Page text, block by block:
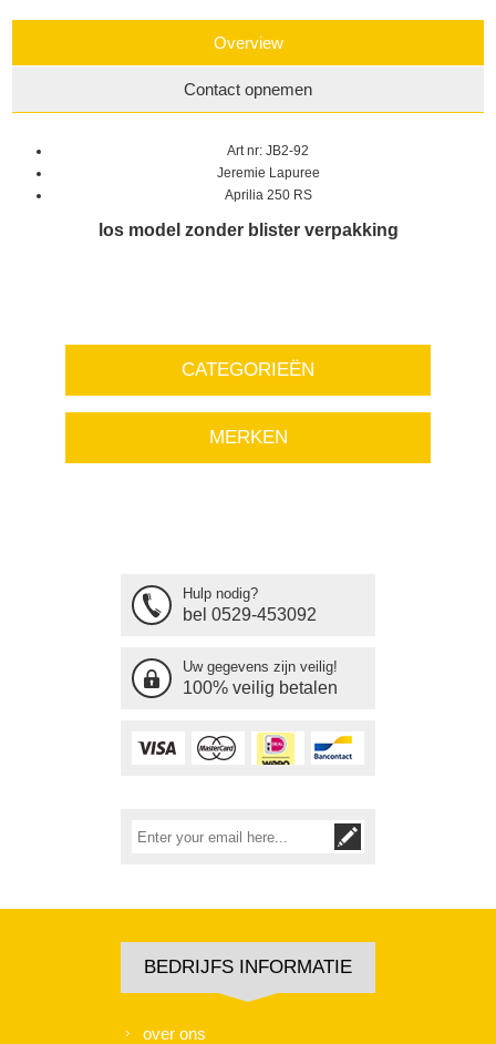
Overview
Contact opnemen
Art nr: JB2-92
Jeremie Lapuree
Aprilia 250 RS
los model zonder blister verpakking
CATEGORIEËN
MERKEN
Hulp nodig?
bel 0529-453092
Uw gegevens zijn veilig!
100% veilig betalen
BEDRIJFS INFORMATIE
over ons